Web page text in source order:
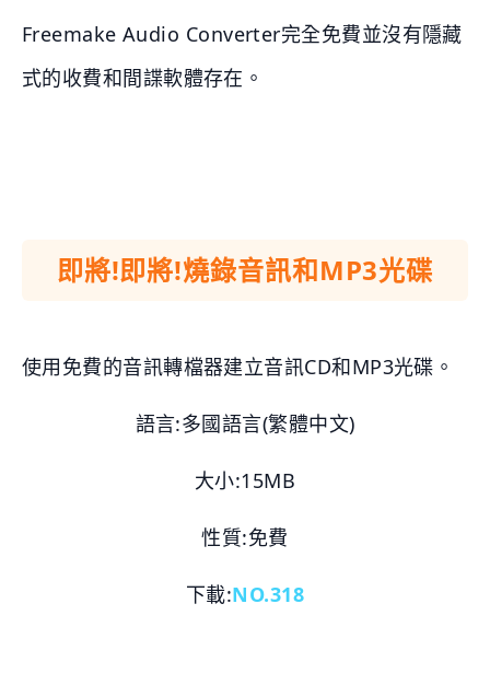
Freemake Audio Converter完全免費並沒有隱藏
式的收費和間諜軟體存在。
即將!即將!燒錄音訊和MP3光碟
使用免費的音訊轉檔器建立音訊CD和MP3光碟。
語言:多國語言(繁體中文)
大小:15MB
性質:免費
下載:NO.318